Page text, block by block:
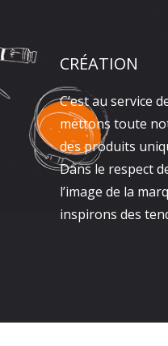
CRÉATION
C’est au service
mettons toute
des produits
Dans le respect
l’image de la
inspirons des